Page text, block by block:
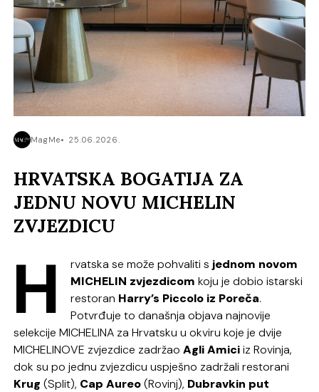
MagMe 25.06.2026.
HRVATSKA BOGATIJA ZA
JEDNU NOVU MICHELIN
ZVJEZDICU
H rvatska se može pohvaliti s jednom novom
MICHELIN zvjezdicom koju je dobio istarski
restoran Harry’s Piccolo iz Poreča.
Potvrđuje to današnja objava najnovije
selekcije MICHELINA za Hrvatsku u okviru koje je dvije
MICHELINOVE zvjezdice zadržaoAgli Amiciiz Rovinja,
dok su po jednu zvjezdicu uspješno zadržali restorani
Krug (Split), Cap Aureo(Rovinj), Dubravkin put